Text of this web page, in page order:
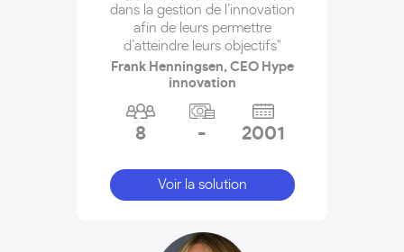
dans la gestion de l’innovation
afin de leurs permettre
d’atteindre leurs objectifs"
Frank Henningsen, CEO Hype
innovation
8 - 2001
Voir la solution